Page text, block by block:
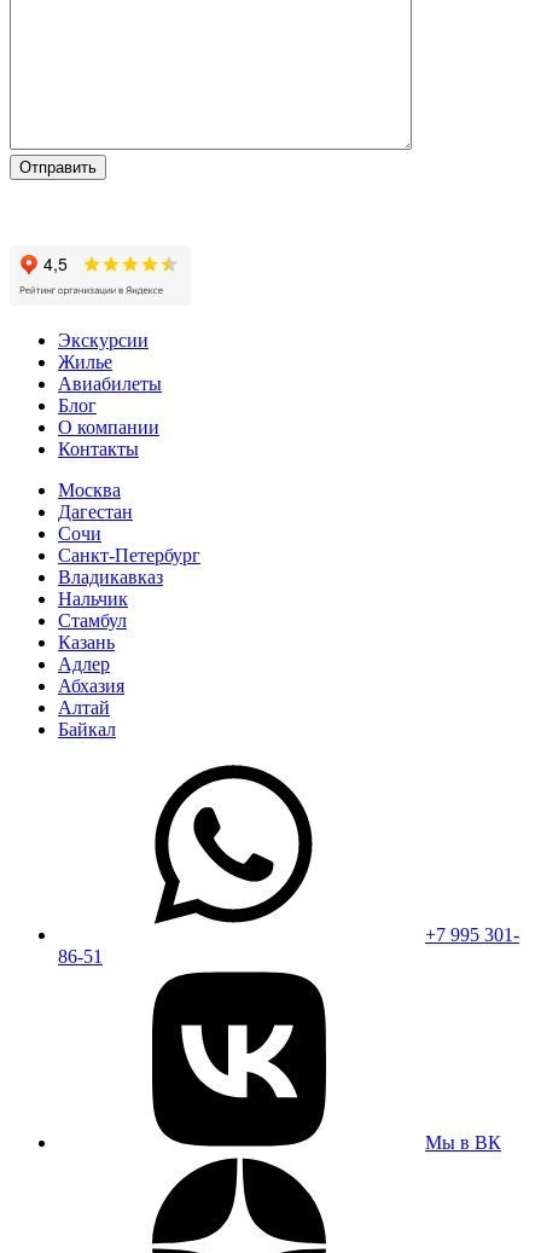
Экскурсии
Жилье
Авиабилеты
Блог
О компании
Контакты
Москва
Дагестан
Сочи
Санкт-Петербург
Владикавказ
Нальчик
Стамбул
Казань
Адлер
Абхазия
Алтай
Байкал
+7 995 301-
86-51
Мы в ВК